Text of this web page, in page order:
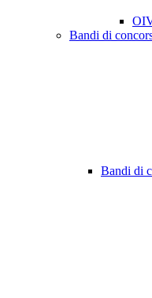
Bandi di
Bandi di